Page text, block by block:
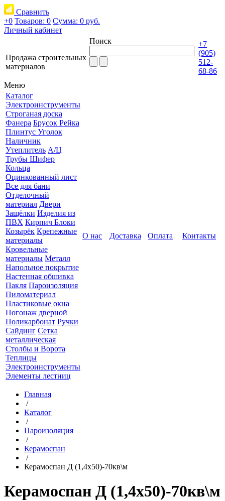
Сравнить
+0 Товаров: 0 Сумма: 0 руб.
Личный кабинет
Продажа строительных
материалов
Поиск
+7
(905)
512-
68-86
Меню
Каталог
Электроинструменты
Строганая доска
Фанера Брусок Рейка
Плинтус Уголок
Наличник
Утеплитель А/Ц
Трубы Шифер
Кольца
Оцинкованный лист
Все для бани
Отделочный
материал Двери
Защёлки Изделия из
ПВХ Кирпич Блоки
Козырёк Крепежные
материалы
Кровельные
материалы Металл
Напольное покрытие
Настенная обшивка
Пакля Пароизоляция
Пиломатериал
Пластиковые окна
Погонаж дверной
Поликарбонат Ручки
Сайдинг Сетка
металлическая
Столбы и Ворота
Теплицы
Электроинструменты
Элементы лестниц
О нас Доставка Оплата Контакты
Главная
/
Каталог
/
Пароизоляция
/
Керамоспан
/
Керамоспан Д (1,4x50)-70кв\м
Керамоспан Д (1,4x50)-70кв\м